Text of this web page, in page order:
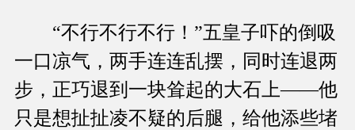
“不行不行不行！”五皇子吓的倒吸
一口凉气，两手连连乱摆，同时连退两
步，正巧退到一块耸起的大石上——他
只是想扯扯凌不疑的后腿，给他添些堵